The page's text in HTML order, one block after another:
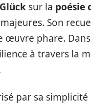
sur la poésie
Son
phare.
à travers la
par sa